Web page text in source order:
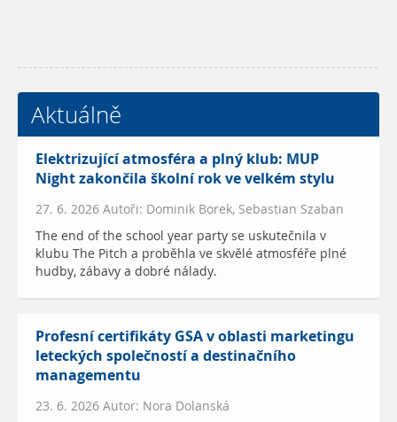
Aktuálně
Elektrizující atmosféra a plný klub: MUP
Night zakončila školní rok ve velkém stylu
27. 6. 2026 Autoři: Dominik Borek, Sebastian Szaban
The end of the school year party se uskutečnila v
klubu The Pitch a proběhla ve skvělé atmosféře plné
hudby, zábavy a dobré nálady.
Profesní certifikáty GSA v oblasti marketingu
leteckých společností a destinačního
managementu
23. 6. 2026 Autor: Nora Dolanská